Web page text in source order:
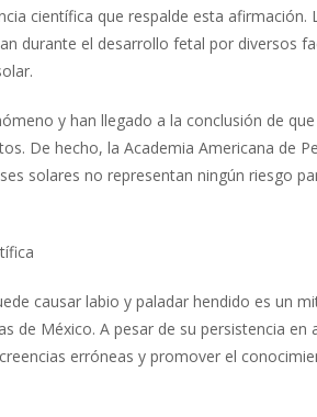
científica que respalde esta afirmación.
durante el desarrollo fetal por diversos
y han llegado a la conclusión de
De hecho, la Academia Americana de
solares no representan ningún riesgo
causar labio y paladar hendido es un
de México. A pesar de su persistencia en
erróneas y promover el